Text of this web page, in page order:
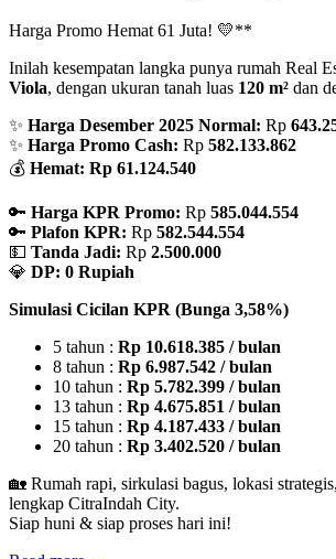
Harga Promo Hemat 61 Juta! 💛**
Inilah kesempatan langka punya rumah Real
Viola, dengan ukuran tanah luas 120 m² dan
✨ Harga Desember 2025 Normal: Rp
✨ Harga Promo Cash: Rp 582.133.862
💰 Hemat: Rp 61.124.540
🔑 Harga KPR Promo: Rp 585.044.554
🔑 Plafon KPR: Rp 582.544.554
💵 Tanda Jadi: Rp 2.500.000
💎 DP: 0 Rupiah
Simulasi Cicilan KPR (Bunga 3,58%)
5 tahun : Rp 10.618.385 / bulan
8 tahun : Rp 6.987.542 / bulan
10 tahun : Rp 5.782.399 / bulan
13 tahun : Rp 4.675.851 / bulan
15 tahun : Rp 4.187.433 / bulan
20 tahun : Rp 3.402.520 / bulan
🏡 Rumah rapi, sirkulasi bagus, lokasi
lengkap CitraIndah City.
Siap huni & siap proses hari ini!